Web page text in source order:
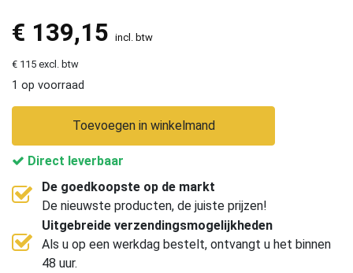
€ 139,15 incl. btw
€ 115 excl. btw
1 op voorraad
Toevoegen in winkelmand
Direct leverbaar
De goedkoopste op de markt
De nieuwste producten, de juiste prijzen!
Uitgebreide verzendingsmogelijkheden
Als u op een werkdag bestelt, ontvangt u het binnen
48 uur.